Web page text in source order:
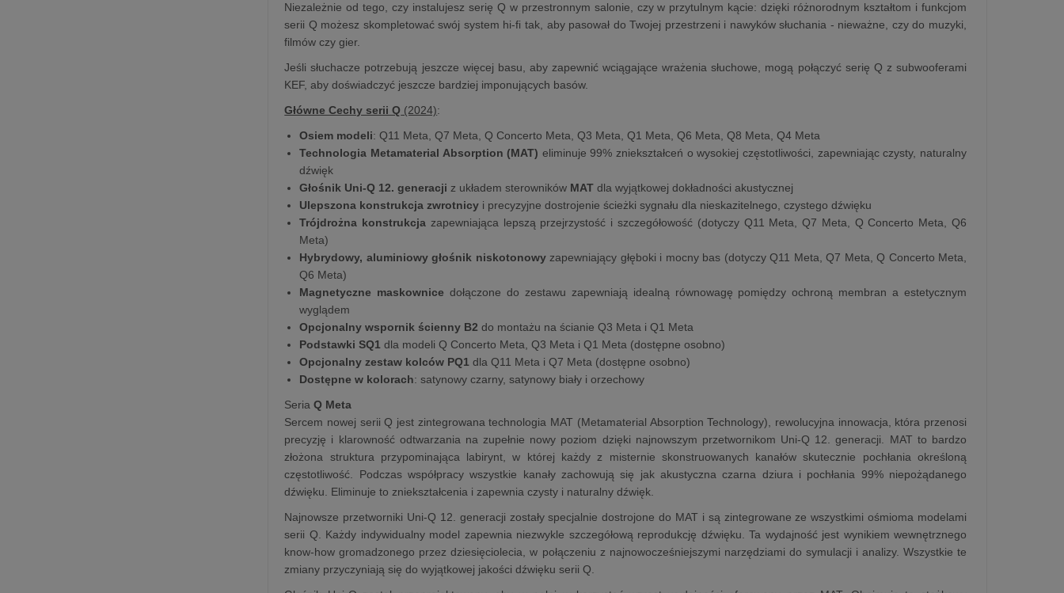
Niezależnie od tego, czy instalujesz serię Q w przestronnym salonie, czy w przytulnym kącie: dzięki różnorodnym kształtom i funkcjom
serii Q możesz skompletować swój system hi-fi tak, aby pasował do Twojej przestrzeni i nawyków słuchania - nieważne, czy do muzyki,
filmów czy gier.
Jeśli słuchacze potrzebują jeszcze więcej basu, aby zapewnić wciągające wrażenia słuchowe, mogą połączyć serię Q z subwooferami
KEF, aby doświadczyć jeszcze bardziej imponujących basów.
Główne Cechy serii Q (2024):
Osiem modeli: Q11 Meta, Q7 Meta, Q Concerto Meta, Q3 Meta, Q1 Meta, Q6 Meta, Q8 Meta, Q4 Meta
Technologia Metamaterial Absorption (MAT) eliminuje 99% zniekształceń o wysokiej częstotliwości, zapewniając czysty, naturalny
dźwięk
Głośnik Uni-Q 12. generacji z układem sterowników MAT dla wyjątkowej dokładności akustycznej
Ulepszona konstrukcja zwrotnicy i precyzyjne dostrojenie ścieżki sygnału dla nieskazitelnego, czystego dźwięku
Trójdrożna konstrukcja zapewniająca lepszą przejrzystość i szczegółowość (dotyczy Q11 Meta, Q7 Meta, Q Concerto Meta, Q6
Meta)
Hybrydowy, aluminiowy głośnik niskotonowyzapewniający głęboki i mocny bas (dotyczy Q11 Meta, Q7 Meta, Q Concerto Meta,
Q6 Meta)
Magnetyczne maskownice dołączone do zestawu zapewniają idealną równowagę pomiędzy ochroną membran a estetycznym
wyglądem
Opcjonalny wspornik ścienny B2 do montażu na ścianie Q3 Meta i Q1 Meta
Podstawki SQ1 dla modeli Q Concerto Meta, Q3 Meta i Q1 Meta (dostępne osobno)
Opcjonalny zestaw kolców PQ1 dla Q11 Meta i Q7 Meta (dostępne osobno)
Dostępne w kolorach: satynowy czarny, satynowy biały i orzechowy
Seria Q Meta
Sercem nowej serii Q jest zintegrowana technologia MAT (Metamaterial Absorption Technology), rewolucyjna innowacja, która przenosi
precyzję i klarowność odtwarzania na zupełnie nowy poziom dzięki najnowszym przetwornikom Uni-Q 12. generacji. MAT to bardzo
złożona struktura przypominająca labirynt, w której każdy z misternie skonstruowanych kanałów skutecznie pochłania określoną
częstotliwość. Podczas współpracy wszystkie kanały zachowują się jak akustyczna czarna dziura i pochłania 99% niepożądanego
dźwięku. Eliminuje to zniekształcenia i zapewnia czysty i naturalny dźwięk.
Najnowsze przetworniki Uni-Q 12. generacji zostały specjalnie dostrojone do MAT i są zintegrowane ze wszystkimi ośmioma modelami
serii Q. Każdy indywidualny model zapewnia niezwykle szczegółową reprodukcję dźwięku. Ta wydajność jest wynikiem wewnętrznego
know-how gromadzonego przez dziesięciolecia, w połączeniu z najnowocześniejszymi narzędziami do symulacji i analizy. Wszystkie te
zmiany przyczyniają się do wyjątkowej jakości dźwięku serii Q.